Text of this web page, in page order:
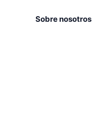
Sobre nosotros